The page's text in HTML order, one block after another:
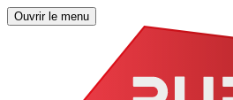
Ouvrir le menu